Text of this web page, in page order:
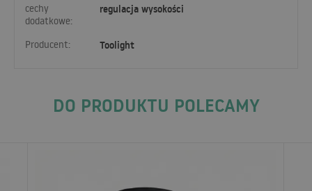
cechy
dodatkowe:
regulacja wysokości
Producent: Toolight
DO PRODUKTU POLECAMY